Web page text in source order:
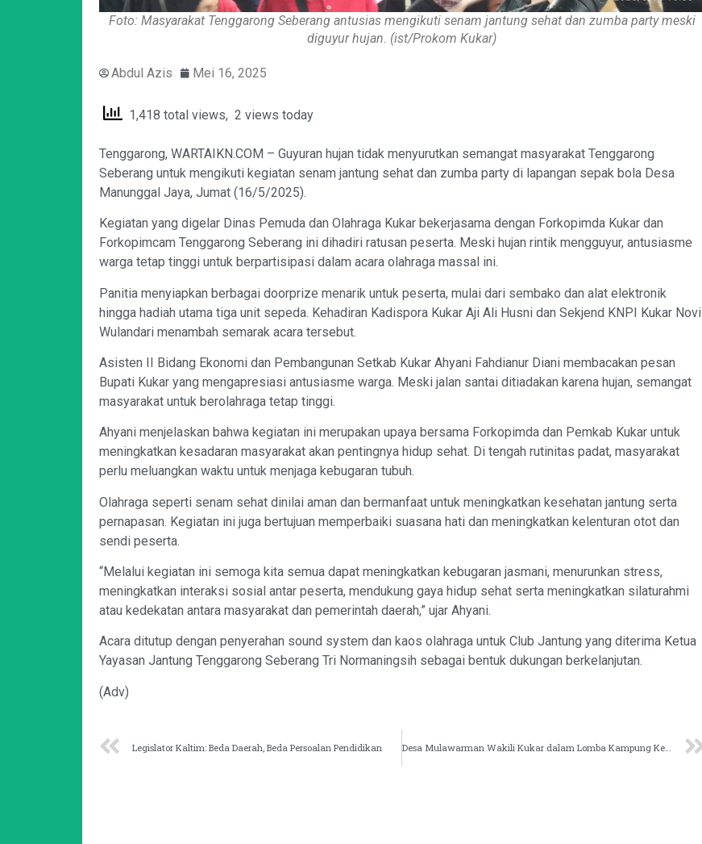
Foto: Masyarakat Tenggarong Seberang antusias mengikuti senam jantung sehat dan zumba party meski
diguyur hujan. (ist/Prokom Kukar)
Abdul Azis Mei 16, 2025
1,418 total views, 2 views today
Tenggarong, WARTAIKN.COM – Guyuran hujan tidak menyurutkan semangat masyarakat Tenggarong
Seberang untuk mengikuti kegiatan senam jantung sehat dan zumba party di lapangan sepak bola Desa
Manunggal Jaya, Jumat (16/5/2025).
Kegiatan yang digelar Dinas Pemuda dan Olahraga Kukar bekerjasama dengan Forkopimda Kukar dan
Forkopimcam Tenggarong Seberang ini dihadiri ratusan peserta. Meski hujan rintik mengguyur, antusiasme
warga tetap tinggi untuk berpartisipasi dalam acara olahraga massal ini.
Panitia menyiapkan berbagai doorprize menarik untuk peserta, mulai dari sembako dan alat elektronik
hingga hadiah utama tiga unit sepeda. Kehadiran Kadispora Kukar Aji Ali Husni dan Sekjend KNPI Kukar Novi
Wulandari menambah semarak acara tersebut.
Asisten II Bidang Ekonomi dan Pembangunan Setkab Kukar Ahyani Fahdianur Diani membacakan pesan
Bupati Kukar yang mengapresiasi antusiasme warga. Meski jalan santai ditiadakan karena hujan, semangat
masyarakat untuk berolahraga tetap tinggi.
Ahyani menjelaskan bahwa kegiatan ini merupakan upaya bersama Forkopimda dan Pemkab Kukar untuk
meningkatkan kesadaran masyarakat akan pentingnya hidup sehat. Di tengah rutinitas padat, masyarakat
perlu meluangkan waktu untuk menjaga kebugaran tubuh.
Olahraga seperti senam sehat dinilai aman dan bermanfaat untuk meningkatkan kesehatan jantung serta
pernapasan. Kegiatan ini juga bertujuan memperbaiki suasana hati dan meningkatkan kelenturan otot dan
sendi peserta.
“Melalui kegiatan ini semoga kita semua dapat meningkatkan kebugaran jasmani, menurunkan stress,
meningkatkan interaksi sosial antar peserta, mendukung gaya hidup sehat serta meningkatkan silaturahmi
atau kedekatan antara masyarakat dan pemerintah daerah,” ujar Ahyani.
Acara ditutup dengan penyerahan sound system dan kaos olahraga untuk Club Jantung yang diterima Ketua
Yayasan Jantung Tenggarong Seberang Tri Normaningsih sebagai bentuk dukungan berkelanjutan.
(Adv)
Legislator Kaltim: Beda Daerah, Beda Persoalan Pendidikan